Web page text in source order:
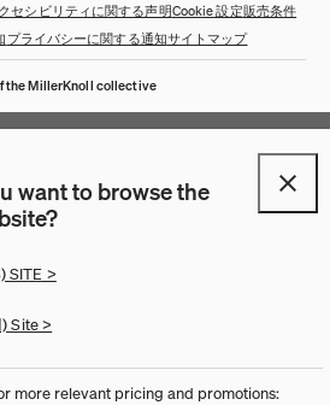
セシビリティに関する声明
販売条件
プライバシーに関する通知サイトマップ
Cookie 設定
the MillerKnoll collective
want to browse the
SITE >
Site >
more relevant pricing and promotions: